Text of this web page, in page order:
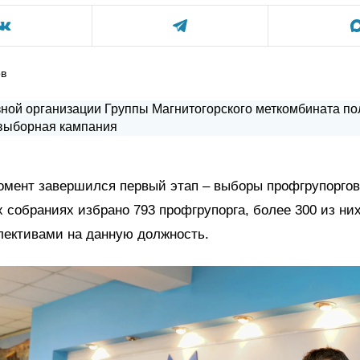
завершился первый этап – выборы
избрано 793 профгрупорга, более 300 из
на данную должность.